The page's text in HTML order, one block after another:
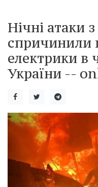
Нічні атаки
спричинили
електрики в
України --